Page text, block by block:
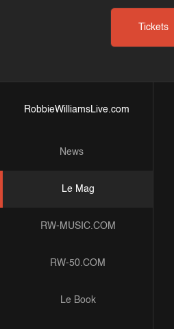
Tickets
RobbieWilliamsLive.com
News
Le Mag
RW-MUSIC.COM
RW-50.COM
Le Book